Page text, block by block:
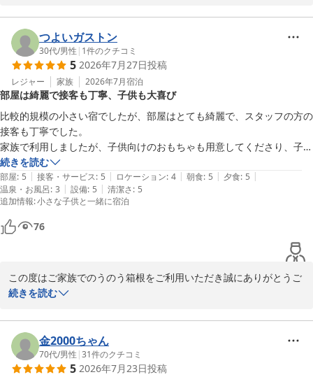
す。しかしながらサービス面でご不便をお掛けしてしまったようで
申し訳ございませんでした。今後もご宿泊頂くお客様からお褒めの
お言葉が頂ける様にスタッフ一同日々精進して参ります。また箱根
にお越しになられるご機会御座いましたら是非当館にお立ち寄りく
ださいませ。ありがとうございました。
のうのう箱根スタッフ一同
強羅温泉 強羅にごりの湯宿 のうのう箱根
2026-07-31
つよいガストン
30代/男性 | 1件のクチコミ
5 2026年7月27日投稿
レジャー 家族 2026年7月宿泊
部屋は綺麗で接客も丁寧、子供も大喜び
比較的規模の小さい宿でしたが、部屋はとても綺麗で、スタッフの方の
接客も丁寧でした。
家族で利用しましたが、子供向けのおもちゃも用意してくださり、子供
達も退屈せずに過ごせました。
食事もどれもとても美味しかったです。
続きを読む
部屋: 5 | 接客・サービス: 5 | ロケーション: 4 | 朝食: 5 | 夕食: 5 |
温泉・お風呂: 3 | 設備: 5 | 清潔さ: 5
追加情報:小さな子供と一緒に宿泊
76
この度はご家族でのうのう箱根をご利用いただき誠にありがとうご
ざいます。またご丁寧に貴重なご滞在のご感想をご投稿頂きお礼申
満足して頂けたご様子で嬉しく思います。今後もご宿泊頂くお客様
に合った準備を整え、お出迎え出来る様に努力致します。また箱根
にお越しになられるご機会御座いましたら是非当館に再来頂ければ
幸いでございます。ありがとうございました。
続きを読む
金2000ちゃん
70代/男性 |31件のクチコミ
5 2026年7月23日投稿